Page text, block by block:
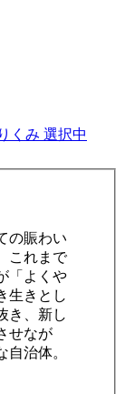
くみ 選択中
の賑わい
これまで
「よくや
生きとし
き、新し
せなが
治体。